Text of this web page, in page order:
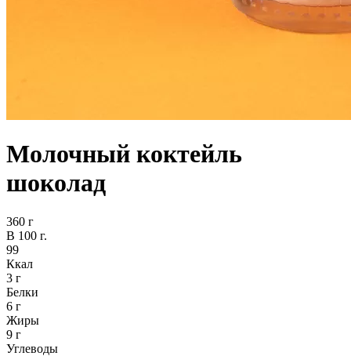
Молочный коктейль
шоколад
360 г
В 100 г.
99
Ккал
3 г
Белки
6 г
Жиры
9 г
Углеводы